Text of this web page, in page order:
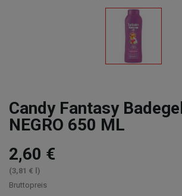
Candy Fantasy
NEGRO 650 ML
2,60 €
(3,81 € l)
Bruttopreis